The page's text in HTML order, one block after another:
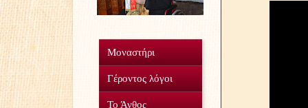
Μοναστήρι
Γέροντος λόγοι
Το Άνθος